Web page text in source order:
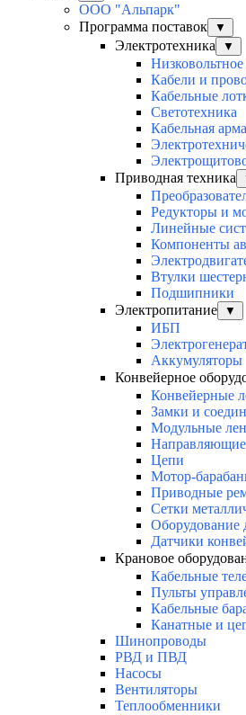
ООО "Альпарк"
Программа поставок
▼
Электротехника ▼
Кабели и
Кабельные
Светотехника
Кабельная
Приводная техника
Редукторы и
Линейные
Компоненты
Втулки
Подшипники
Электропитание
▼
ИБП
Аккумуляторы
Конвейерное
Конвейерные
Замки и
Модульные
Цепи
Мотор-
Приводные
Сетки
Оборудование
Датчики
Крановое
Кабельные
Пульты
Кабельные
Канатные и
Шинопроводы
РВД и ПВД
Насосы
Вентиляторы
Теплообменники